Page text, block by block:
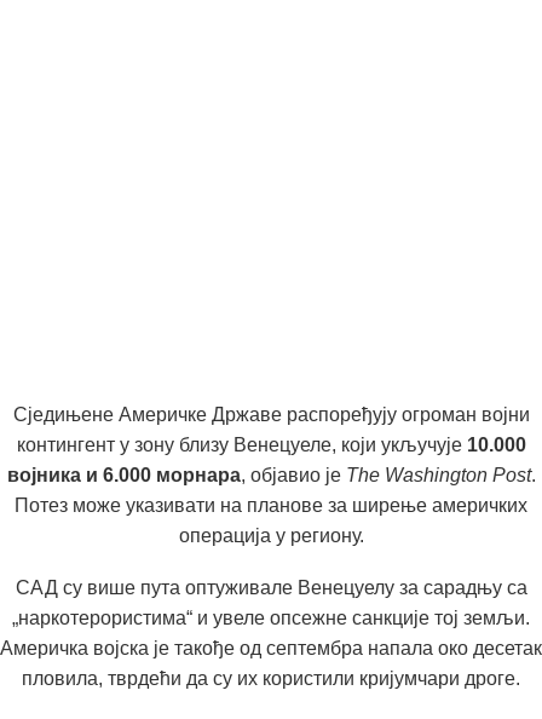
Сједињене Америчке Државе распоређују огроман војни
контингент у зону близу Венецуеле, који укључује 10.000
војника и 6.000 морнара, објавио је The Washington Post.
Потез може указивати на планове за ширење америчких
операција у региону.
САД су више пута оптуживале Венецуелу за сарадњу са
„наркотерористима“ и увеле опсежне санкције тој земљи.
Америчка војска је такође од септембра напала око десетак
пловила, тврдећи да су их користили кријумчари дроге.